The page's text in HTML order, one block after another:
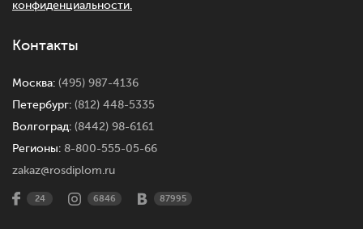
конфиденциальности.
Контакты
Москва: (495) 987-4136
Петербург: (812) 448-5335
Волгоград: (8442) 98-6161
Регионы: 8-800-555-05-66
zakaz@rosdiplom.ru
24 6846 87995